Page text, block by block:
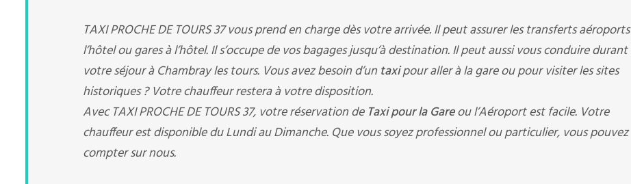
TAXI PROCHE DE TOURS 37 vous prend en charge dès votre arrivée. Il peut assurer les transferts
l’hôtel ou gares à l’hôtel. Il s’occupe de vos bagages jusqu’à destination. Il peut aussi vous conduire
votre séjour à Chambray les tours. Vous avez besoin d’un taxipour aller à la gare ou pour visiter les sites
historiques ? Votre chauffeur restera à votre disposition.
Avec TAXI PROCHE DE TOURS 37, votre réservation de Taxi pour la Gareou l’Aéroport est facile. Votre
chauffeur est disponible du Lundi au Dimanche. Que vous soyez professionnel ou particulier, vous pouvez
compter sur nous.